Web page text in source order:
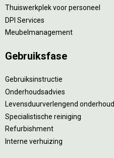
Thuiswerkplek voor personeel
DPI Services
Meubelmanagement
Gebruiksfase
Gebruiksinstructie
Onderhoudsadvies
Levensduurverlengend onderhoud
Specialistische reiniging
Refurbishment
Interne verhuizing